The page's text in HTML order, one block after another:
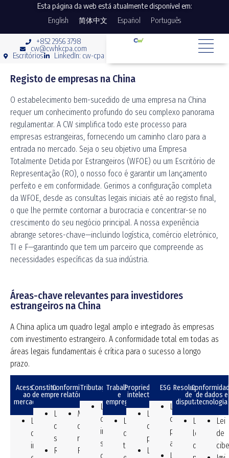
Esta página da web está atualmente disponível em:
English
简体中文 Español Português
+852 2956 3798
cw@cwhkcpa.com
Escritórios
LinkedIn: cw-cpa
Registo de empresas na China
O estabelecimento bem-sucedido de uma empresa na China
requer um conhecimento profundo do seu complexo panorama
regulamentar. A CW simplifica todo este processo para
empresas estrangeiras, fornecendo um caminho claro para a
entrada no mercado. Seja o seu objetivo uma Empresa
Totalmente Detida por Estrangeiros (WFOE) ou um Escritório de
Representação (RO), o nosso foco é garantir um lançamento
perfeito e em conformidade. Gerimos a configuração completa
da WFOE, desde as consultas legais iniciais até ao registo final,
o que lhe permite contornar a burocracia e concentrar-se no
crescimento do seu negócio principal. A nossa experiência
abrange setores-chave—incluindo logística, comércio eletrónico,
TI e F—garantindo que tem um parceiro que compreende as
necessidades específicas da sua indústria.
Áreas-chave relevantes para investidores
estrangeiros na China
A China aplica um quadro legal amplo e integrado às empresas
com investimento estrangeiro. A conformidade total em todas as
áreas legais fundamentais é crítica para o sucesso a longo
prazo.
Acesso
ao
mercado
Lei
de
investimento
Constituição
de empresa
Lei
das
sociedades
Regulamentos
Conformidade
e relatórios
Medidas
de
relatório
FIL,
Tributação
Lei
do
imposto
sobre
o
Trabalho
e
emprego
Lei
do
trabalho
Propriedade
intelectual
Lei
de
patentes.
Lei
ESG
Lei
de
proteção
ambiental
Lei
Resolução
de
disputas
Litígio:
lei
de
de dados e
tecnologia
Lei
de